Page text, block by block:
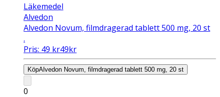
Läkemedel
Alvedon
Alvedon Novum, filmdragerad tablett 500 mg, 20 st
.
Pris: 49 kr49kr
KöpAlvedon Novum, filmdragerad tablett 500 mg, 20 st
0